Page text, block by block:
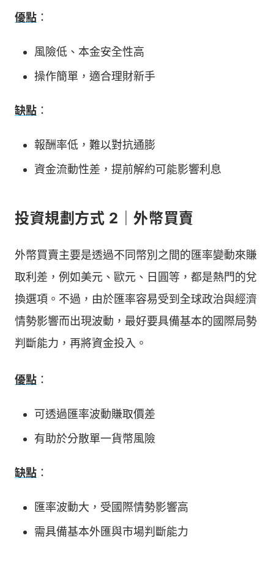
優點 ：
風險低、本金安全性高
操作簡單，適合理財新手
缺點 ：
報酬率低，難以對抗通膨
資金流動性差，提前解約可能影響利息
投資規劃方式 2｜外幣買賣
外幣買賣主要是透過不同幣別之間的匯率變動來賺
取利差，例如美元、歐元、日圓等，都是熱門的兌
換選項。不過，由於匯率容易受到全球政治與經濟
情勢影響而出現波動，最好要具備基本的國際局勢
判斷能力，再將資金投入。
優點 ：
可透過匯率波動賺取價差
有助於分散單一貨幣風險
缺點 ：
匯率波動大，受國際情勢影響高
需具備基本外匯與市場判斷能力